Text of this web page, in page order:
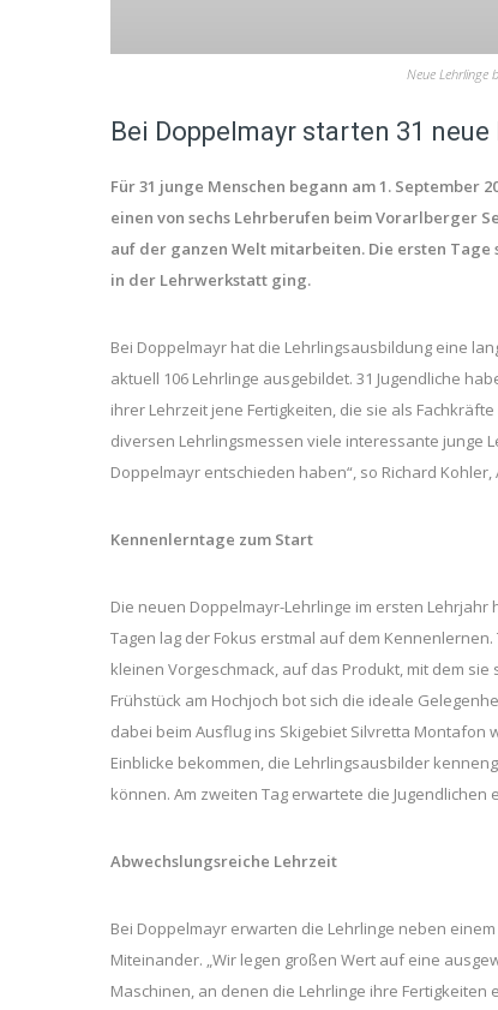
Neue Lehrlinge
Bei Doppelmayr starten 31
Für 31 junge Menschen begann am 1. September
einen von sechs Lehrberufen beim Vorarlberger
auf der ganzen Welt mitarbeiten. Die ersten
in der Lehrwerkstatt ging.
Bei Doppelmayr hat die Lehrlingsausbildung eine
aktuell 106 Lehrlinge ausgebildet. 31 Jugendliche
ihrer Lehrzeit jene Fertigkeiten, die sie als
diversen Lehrlingsmessen viele interessante junge
Doppelmayr entschieden haben“, so Richard
Kennenlerntage zum Start
Die neuen Doppelmayr-Lehrlinge im ersten
Tagen lag der Fokus erstmal auf dem
kleinen Vorgeschmack, auf das Produkt, mit dem
Frühstück am Hochjoch bot sich die ideale
dabei beim Ausflug ins Skigebiet Silvretta Montafon
Einblicke bekommen, die Lehrlingsausbilder
können. Am zweiten Tag erwartete die Jugendlichen
Abwechslungsreiche Lehrzeit
Bei Doppelmayr erwarten die Lehrlinge neben
Miteinander. „Wir legen großen Wert auf eine
Maschinen, an denen die Lehrlinge ihre